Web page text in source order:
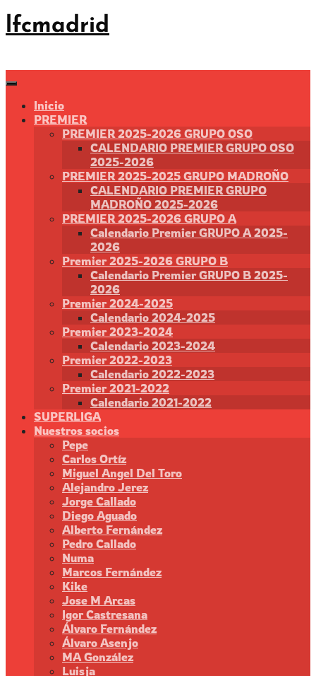
Saltar
al
lfcmadrid
Inicio
PREMIER
PREMIER 2025-2026 GRUPO OSO
CALENDARIO PREMIER GRUPO OSO
2025-2026
PREMIER 2025-2025 GRUPO MADROÑO
CALENDARIO PREMIER GRUPO
MADROÑO 2025-2026
PREMIER 2025-2026 GRUPO A
Calendario Premier GRUPO A 2025-
2026
Premier 2025-2026 GRUPO B
Calendario Premier GRUPO B 2025-
2026
Premier 2024-2025
Calendario 2024-2025
Premier 2023-2024
Calendario 2023-2024
Premier 2022-2023
Calendario 2022-2023
Premier 2021-2022
Calendario 2021-2022
SUPERLIGA
Nuestros socios
Pepe
Carlos Ortíz
Miguel Angel Del Toro
Alejandro Jerez
Jorge Callado
Diego Aguado
Alberto Fernández
Pedro Callado
Numa
Marcos Fernández
Kike
Jose M Arcas
Igor Castresana
Álvaro Fernández
Álvaro Asenjo
MA González
Luisja